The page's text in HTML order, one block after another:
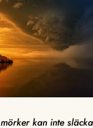
kan inte